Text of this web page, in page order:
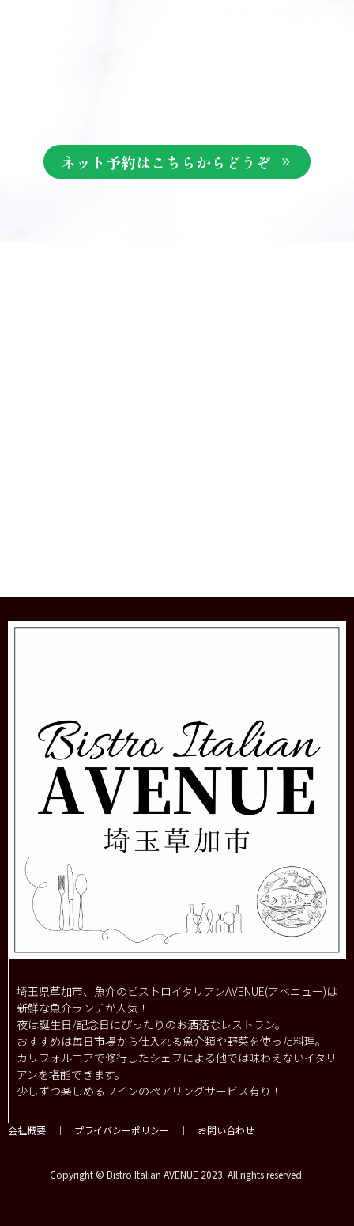
ネット予約はこちらからどうぞ
埼玉県草加市、魚介のビストロイタリアンAVENUE(アベニュー)は
新鮮な魚介ランチが人気！
夜は誕生日/記念日にぴったりのお洒落なレストラン。
おすすめは毎日市場から仕入れる魚介類や野菜を使った料理。
カリフォルニアで修行したシェフによる他では味わえないイタリ
アンを堪能できます。
少しずつ楽しめるワインのペアリングサービス有り！
会社概要 ｜ プライバシーポリシー ｜ お問い合わせ
Copyright © Bistro Italian AVENUE 2023. All rights reserved.